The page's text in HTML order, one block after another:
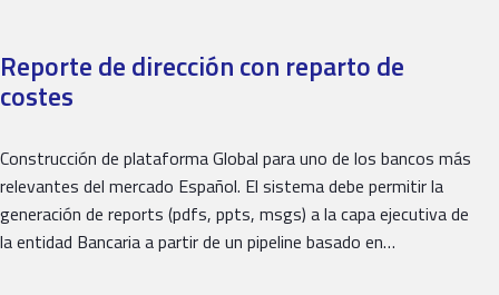
Reporte de dirección con reparto de
costes
Construcción de plataforma Global para uno de los bancos más
relevantes del mercado Español. El sistema debe permitir la
generación de reports (pdfs, ppts, msgs) a la capa ejecutiva de
la entidad Bancaria a partir de un pipeline basado en…